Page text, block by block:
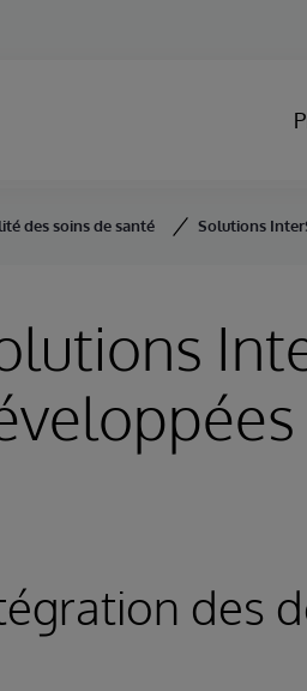
des soins de santé Solutions
des